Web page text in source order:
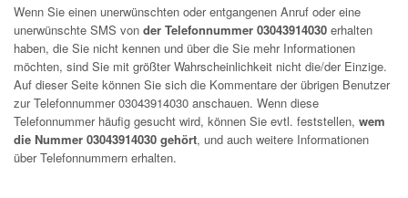
Wenn Sie einen unerwünschten oder entgangenen Anruf oder eine
unerwünschte SMS von der Telefonnummer 03043914030 erhalten
haben, die Sie nicht kennen und über die Sie mehr Informationen
möchten, sind Sie mit größter Wahrscheinlichkeit nicht die/der Einzige.
Auf dieser Seite können Sie sich die Kommentare der übrigen Benutzer
zur Telefonnummer03043914030 anschauen. Wenn diese
Telefonnummer häufig gesucht wird, können Sie evtl. feststellen, wem
die Nummer 03043914030 gehört, und auch weitere Informationen
über Telefonnummern erhalten.